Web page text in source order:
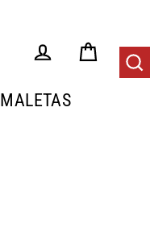
Tus Pedidos
Carrito
MALETAS